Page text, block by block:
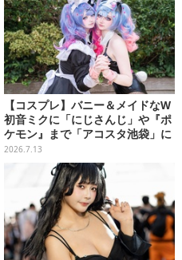
【コスプレ】バニー＆メイドなW
初音ミクに「にじさんじ」や『ポ
ケモン』まで「アコスタ池袋」に
集った美麗レイヤー13選【写真60
枚】
2026.7.13